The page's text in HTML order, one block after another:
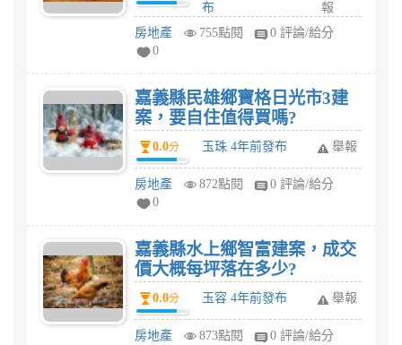
布
報
房地產
755點閱
0 評論/給分
0
嘉義縣民雄鄉寶格日光市3建
案，要自住值得買嗎?
0.0分 玉珠 4年前發布 舉報
房地產 872點閱
0 評論/給分
0
嘉義縣水上鄉智富建案，成交
價大概每坪落在多少?
0.0分 玉容 4年前發布 舉報
房地產 873點閱
0 評論/給分